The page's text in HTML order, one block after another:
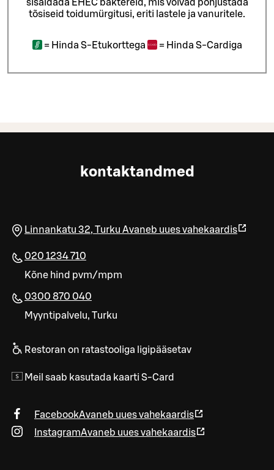
sisaldada EHEC baktereid, mis võivad põhjustada
tõsiseid toidumürgitusi, eriti lastele ja vanuritele.
= Hinda S-Etukorttega = Hinda S-Cardiga
kontaktandmed
Linnankatu 32, Turku Avaneb uues vahekaardis
020 1234 710
Kõne hind pvm/mpm
0300 870 040
Myyntipalvelu, Turku
Restoran on ratastooliga ligipääsetav
Meil saab kasutada kaarti S-Card
FacebookAvaneb uues vahekaardis
InstagramAvaneb uues vahekaardis